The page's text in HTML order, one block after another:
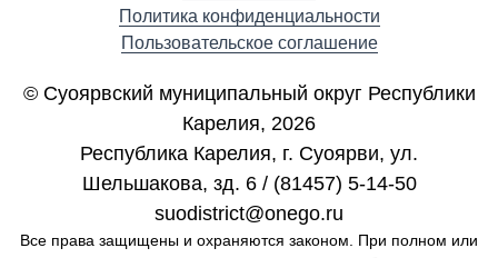
Политика конфиденциальности
Пользовательское соглашение
© Суоярвский муниципальный округ Республики
Карелия, 2026
Республика Карелия, г. Cуоярви, ул.
Шельшакова, зд. 6 / (81457) 5-14-50
suodistrict@onego.ru
Все права защищены и охраняются законом. При полном или